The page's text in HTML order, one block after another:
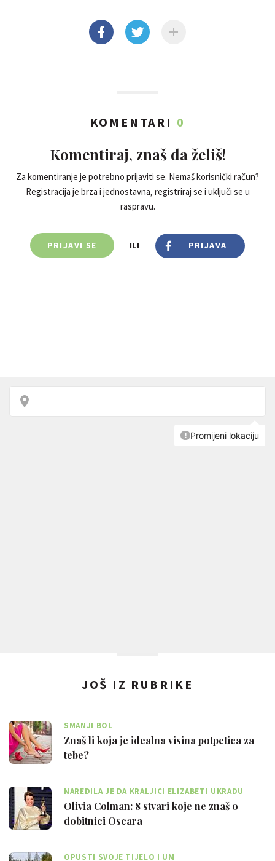
KOMENTARI 0
Komentiraj, znaš da želiš!
Za komentiranje je potrebno prijaviti se. Nemaš korisnički račun?
Registracija je brza i jednostavna, registriraj se i uključi se u
raspravu.
PRIJAVI SE ILI PRIJAVA
JOŠ IZ RUBRIKE
SMANJI BOL
Znaš li koja je idealna visina potpetica za
tebe?
NAREDILA JE DA KRALJICI ELIZABETI UKRADU
TOALETNI PAPIR
Olivia Colman: 8 stvari koje ne znaš o
dobitnici Oscara
OPUSTI SVOJE TIJELO I UM